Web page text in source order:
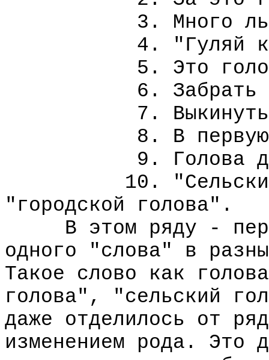
3. Много ль
4. "Гуляй
5. Это голова,
6. Забрать
7. Выкинуть
8. В первую
9. Голова
10. "Сельский
"городской голова".
В этом ряду -
одного "слова" в
Такое слово как
голова", "сельский
даже отделилось от
изменением рода. Это